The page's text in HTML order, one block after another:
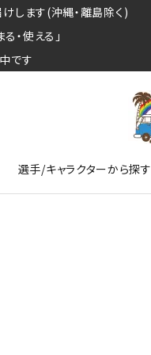
します(沖縄・離島除く)
・使える」
です
選手/キャラクターから探す